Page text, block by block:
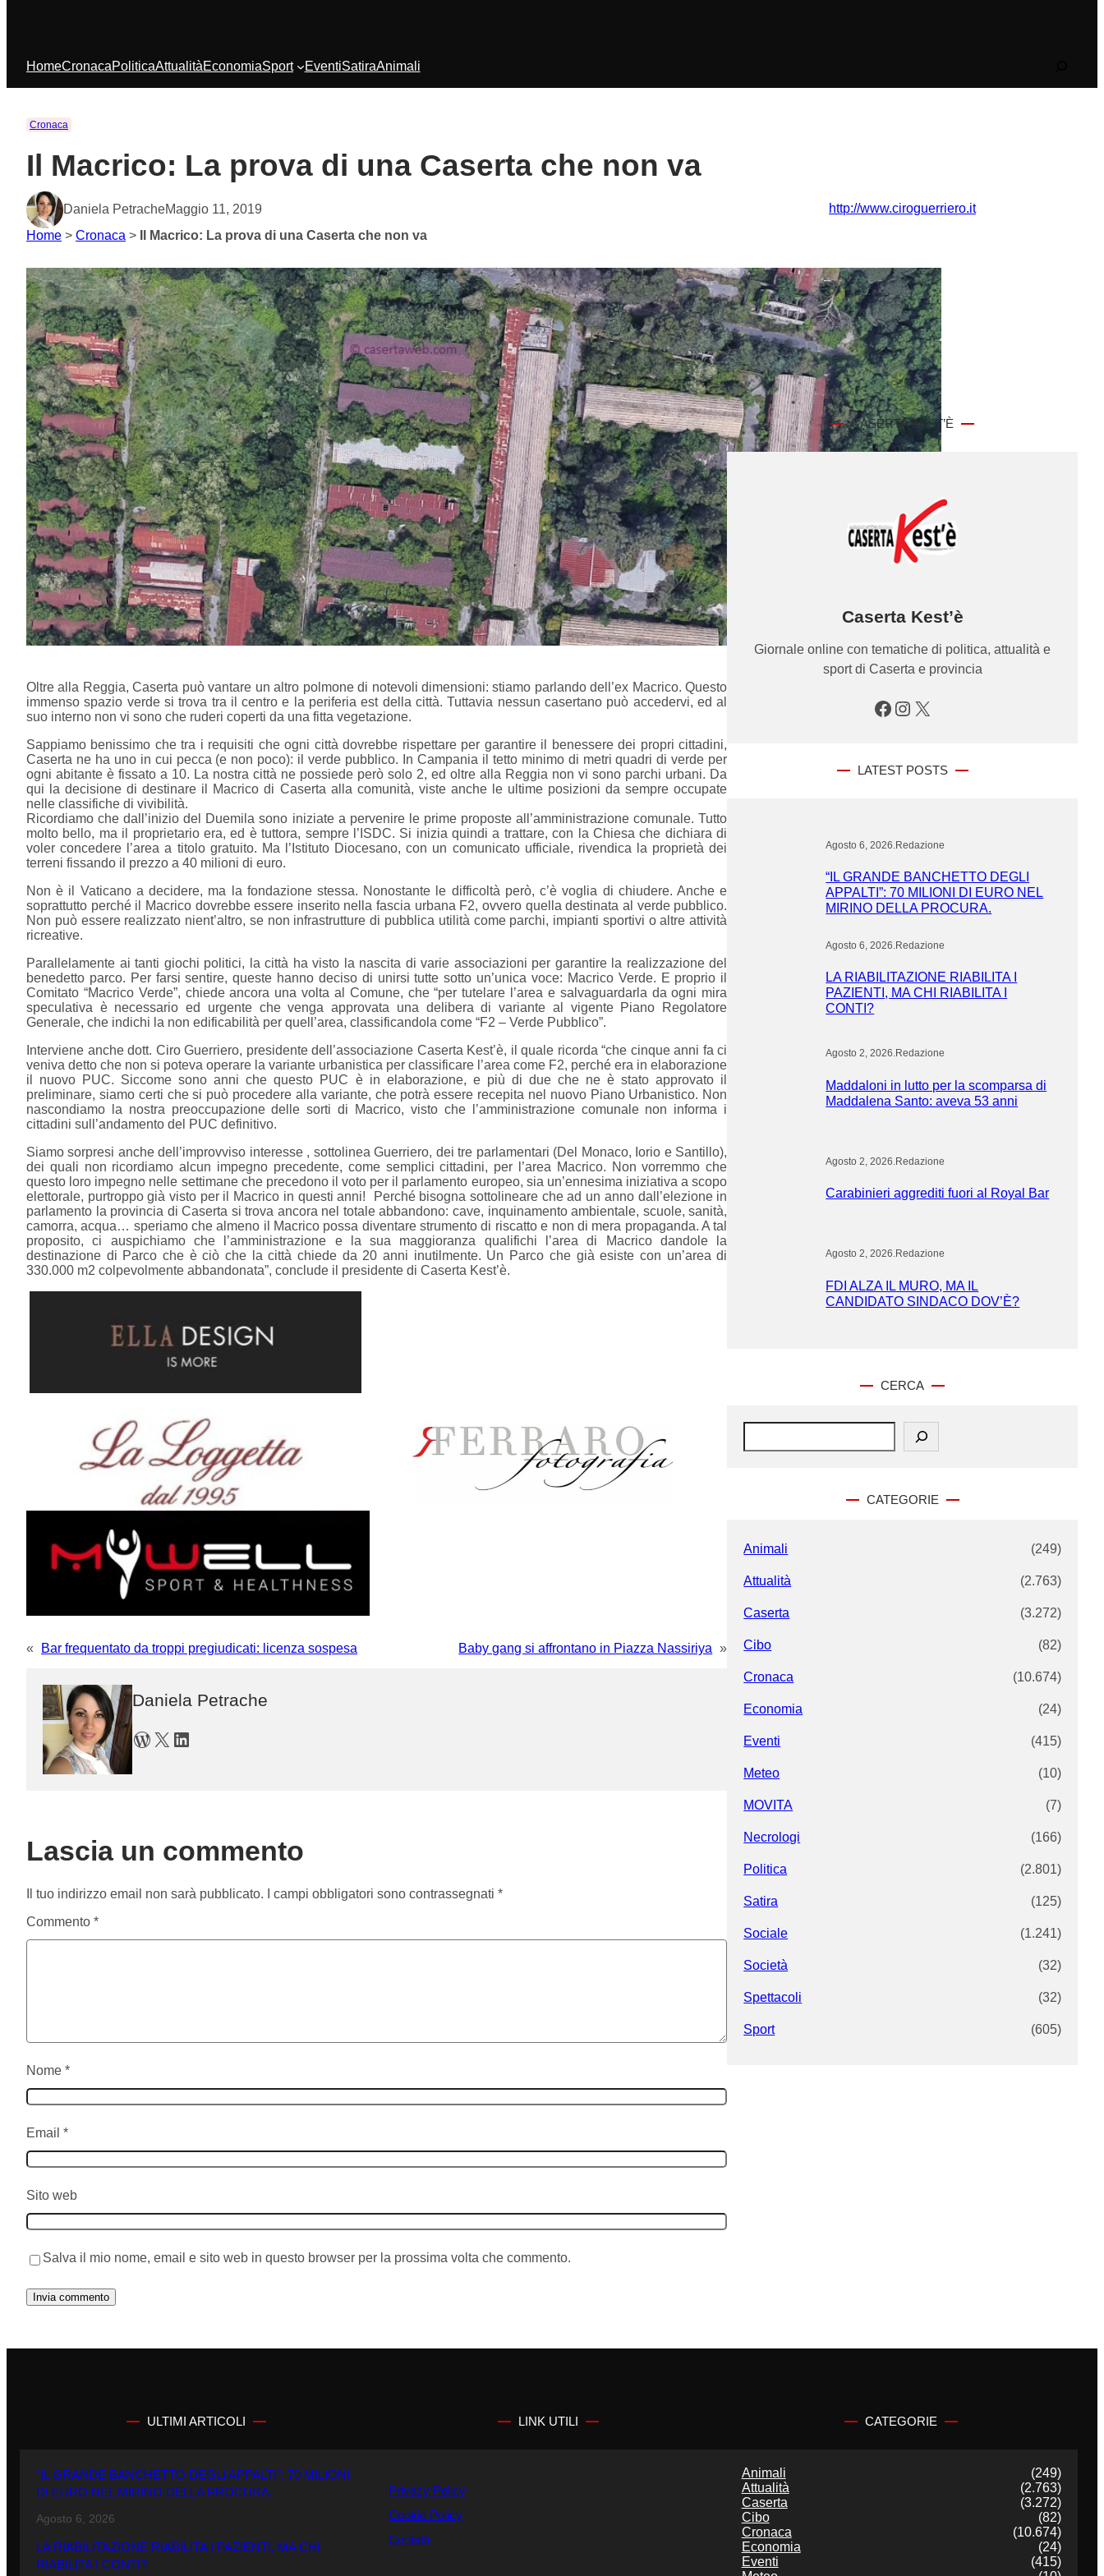
HomeCronacaPoliticaAttualitàEconomiaSport EventiSatiraAnimali
Cronaca
Il Macrico: La prova di una Caserta che non va
Daniela PetracheMaggio 11, 2019
Home > Cronaca > Il Macrico: La prova di una Caserta che non va
Oltre alla Reggia, Caserta può vantare un altro polmone di notevoli dimensioni: stiamo parlando dell’ex Macrico. Questo
immenso spazio verde si trova tra il centro e la periferia est della città. Tuttavia nessun casertano può accedervi, ed al
suo interno non vi sono che ruderi coperti da una fitta vegetazione.
Sappiamo benissimo che tra i requisiti che ogni città dovrebbe rispettare per garantire il benessere dei propri cittadini,
Caserta ne ha uno in cui pecca (e non poco): il verde pubblico. In Campania il tetto minimo di metri quadri di verde per
ogni abitante è fissato a 10. La nostra città ne possiede però solo 2, ed oltre alla Reggia non vi sono parchi urbani. Da
qui la decisione di destinare il Macrico di Caserta alla comunità, viste anche le ultime posizioni da sempre occupate
nelle classifiche di vivibilità.
Ricordiamo che dall’inizio del Duemila sono iniziate a pervenire le prime proposte all’amministrazione comunale. Tutto
molto bello, ma il proprietario era, ed è tuttora, sempre l’ISDC. Si inizia quindi a trattare, con la Chiesa che dichiara di
voler concedere l’area a titolo gratuito. Ma l’Istituto Diocesano, con un comunicato ufficiale, rivendica la proprietà dei
terreni fissando il prezzo a 40 milioni di euro.
Non è il Vaticano a decidere, ma la fondazione stessa. Nonostante le difficoltà però, c’è voglia di chiudere. Anche e
soprattutto perché il Macrico dovrebbe essere inserito nella fascia urbana F2, ovvero quella destinata al verde pubblico.
Non può essere realizzato nient’altro, se non infrastrutture di pubblica utilità come parchi, impianti sportivi o altre attività
ricreative.
Parallelamente ai tanti giochi politici, la città ha visto la nascita di varie associazioni per garantire la realizzazione del
benedetto parco. Per farsi sentire, queste hanno deciso di unirsi tutte sotto un’unica voce: Macrico Verde. E proprio il
Comitato “Macrico Verde”, chiede ancora una volta al Comune, che “per tutelare l’area e salvaguardarla da ogni mira
speculativa è necessario ed urgente che venga approvata una delibera di variante al vigente Piano Regolatore
Generale, che indichi la non edificabilità per quell’area, classificandola come “F2 – Verde Pubblico”.
Interviene anche dott. Ciro Guerriero, presidente dell’associazione Caserta Kest’è, il quale ricorda “che cinque anni fa ci
veniva detto che non si poteva operare la variante urbanistica per classificare l’area come F2, perché era in elaborazione
il nuovo PUC. Siccome sono anni che questo PUC è in elaborazione, e più di due che ne è stato approvato il
preliminare, siamo certi che si può procedere alla variante, che potrà essere recepita nel nuovo Piano Urbanistico. Non
nascondiamo la nostra preoccupazione delle sorti di Macrico, visto che l’amministrazione comunale non informa i
cittadini sull’andamento del PUC definitivo.
Siamo sorpresi anche dell’improvviso interesse , sottolinea Guerriero, dei tre parlamentari (Del Monaco, Iorio e Santillo),
dei quali non ricordiamo alcun impegno precedente, come semplici cittadini, per l’area Macrico. Non vorremmo che
questo loro impegno nelle settimane che precedono il voto per il parlamento europeo, sia un’ennesima iniziativa a scopo
elettorale, purtroppo già visto per il Macrico in questi anni!
Perché bisogna sottolineare che ad un anno dall’elezione in
parlamento la provincia di Caserta si trova ancora nel totale abbandono: cave, inquinamento ambientale, scuole, sanità,
camorra, acqua… speriamo che almeno il Macrico possa diventare strumento di riscatto e non di mera propaganda. A tal
proposito, ci auspichiamo che l’amministrazione e la sua maggioranza qualifichi l’area di Macrico dandole la
destinazione di Parco che è ciò che la città chiede da 20 anni inutilmente. Un Parco che già esiste con un’area di
330.000 m2 colpevolmente abbandonata”, conclude il presidente di Caserta Kest’è.
« Bar frequentato da troppi pregiudicati: licenza sospesa Baby gang si affrontano in Piazza Nassiriya »
Daniela Petrache
WordPress X LinkedIn
Lascia un commento
Il tuo indirizzo email non sarà pubblicato. I campi obbligatori sono contrassegnati *
Commento *
Nome *
Email *
Sito web
Salva il mio nome, email e sito web in questo browser per la prossima volta che commento.
http://www.ciroguerriero.it
CASERTA KEST’È
Caserta Kest’è
Giornale online con tematiche di politica, attualità e
sport di Caserta e provincia
Facebook Instagram X
LATEST POSTS
Agosto 6, 2026 Redazione
“IL GRANDE BANCHETTO DEGLI
APPALTI”: 70 MILIONI DI EURO NEL
MIRINO DELLA PROCURA.
Agosto 6, 2026 Redazione
LA RIABILITAZIONE RIABILITA I
PAZIENTI, MA CHI RIABILITA I
CONTI?
Agosto 2, 2026.Redazione
Maddaloni in lutto per la scomparsa di
Maddalena Santo: aveva 53 anni
Agosto 2, 2026 Redazione
Carabinieri aggrediti fuori al Royal Bar
Agosto 2, 2026.Redazione
FDI ALZA IL MURO, MA IL
CANDIDATO SINDACO DOV’È?
CERCA
S
CATEGORIE
Animali (249)
Attualità (2.763)
Caserta (3.272)
Cibo (82)
Cronaca (10.674)
Economia (24)
Eventi (415)
Meteo (10)
MOVITA (7)
Necrologi (166)
Politica (2.801)
Satira (125)
Sociale (1.241)
Società (32)
Spettacoli (32)
Sport (605)
ULTIMI ARTICOLI
“IL GRANDE BANCHETTO DEGLI APPALTI”: 70 MILIONI
DI EURO NEL MIRINO DELLA PROCURA.
Agosto 6, 2026
LA RIABILITAZIONE RIABILITA I PAZIENTI, MA CHI
RIABILITA I CONTI?
LINK UTILI
Privacy Policy
Cookie Policy
Contatti
CATEGORIE
Animali
(249)
Attualità
(2.763)
Caserta
(3.272)
Cibo
(82)
Cronaca
(10.674)
Economia
(24)
Eventi
(415)